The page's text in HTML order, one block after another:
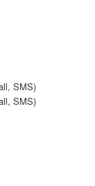
SMS)
SMS)